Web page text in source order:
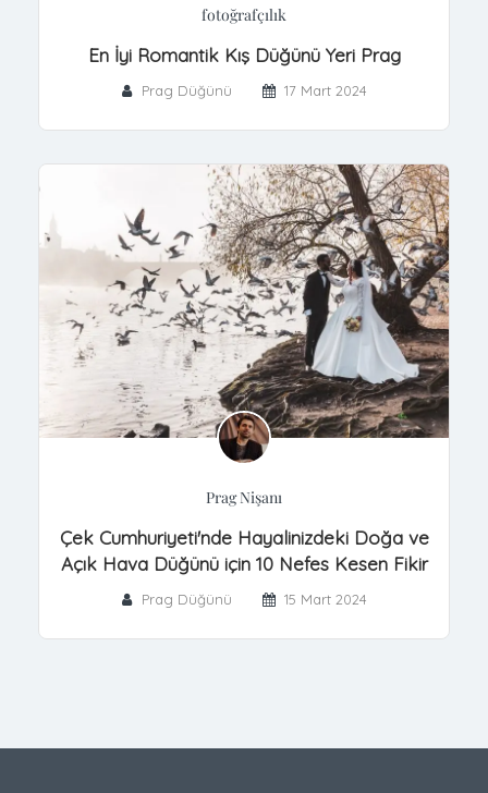
fotoğrafçılık
En İyi Romantik Kış Düğünü Yeri Prag
Prag Düğünü 17 Mart 2024
Prag Nişanı
Çek Cumhuriyeti'nde Hayalinizdeki Doğa ve
Açık Hava Düğünü için 10 Nefes Kesen Fikir
Prag Düğünü 15 Mart 2024